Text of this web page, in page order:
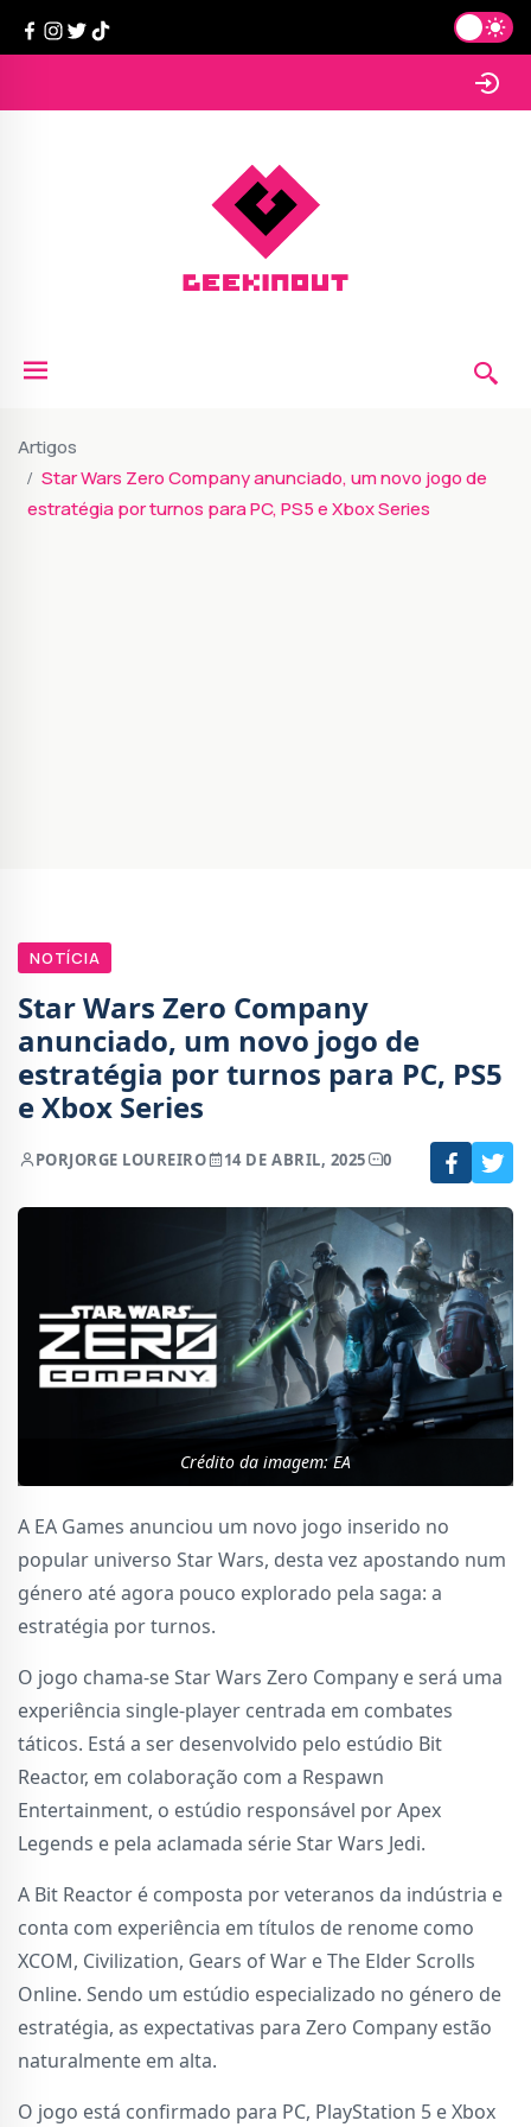
Artigos
Star Wars Zero Company anunciado, um novo jogo de
estratégia por turnos para PC, PS5 e Xbox Series
NOTÍCIA
Star Wars Zero Company
anunciado, um novo jogo de
estratégia por turnos para PC, PS5
e Xbox Series
PORJORGE LOUREIRO 14 DE ABRIL, 2025 0
Crédito da imagem: EA
A EA Games anunciou um novo jogo inserido no
popular universo Star Wars, desta vez apostando num
género até agora pouco explorado pela saga: a
estratégia por turnos.
O jogo chama-se Star Wars Zero Company e será uma
experiência single-player centrada em combates
táticos. Está a ser desenvolvido pelo estúdio Bit
Reactor, em colaboração com a Respawn
Entertainment, o estúdio responsável por Apex
Legends e pela aclamada série Star Wars Jedi.
A Bit Reactor é composta por veteranos da indústria e
conta com experiência em títulos de renome como
XCOM, Civilization, Gears of War e The Elder Scrolls
Online. Sendo um estúdio especializado no género de
estratégia, as expectativas para Zero Company estão
naturalmente em alta.
O jogo está confirmado para PC, PlayStation 5 e Xbox